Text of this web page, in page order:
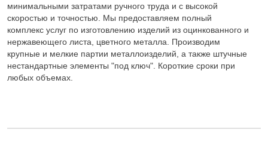
минимальными затратами ручного труда и с высокой
скоростью и точностью. Мы предоставляем полный
комплекс услуг по изготовлению изделий из оцинкованного и
нержавеющего листа, цветного металла. Производим
крупные и мелкие партии металлоизделий, а также штучные
нестандартные элементы "под ключ". Короткие сроки при
любых объемах.